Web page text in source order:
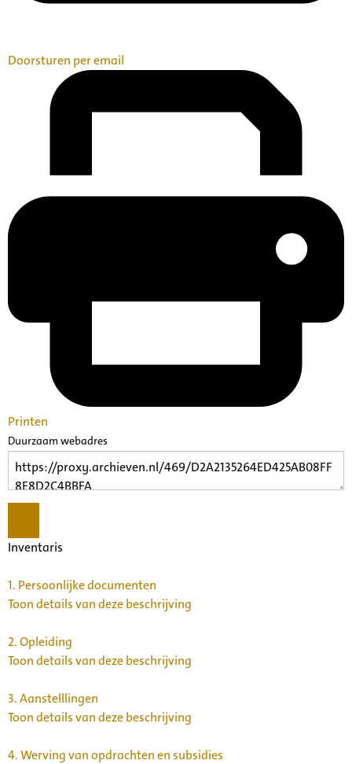
Doorsturen per email
Printen
Duurzaam webadres
Inventaris
1. Persoonlijke documenten
Toon details van deze beschrijving
2.Opleiding
Toon details van deze beschrijving
3.Aanstelllingen
Toon details van deze beschrijving
4.Werving van opdrachten en subsidies